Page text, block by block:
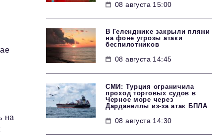
на
08 августа 15:00
В Геленджике закрыли пляжи
на фоне угрозы атаки
беспилотников
08 августа 14:45
СМИ: Турция ограничила
проход торговых судов в
Черное море через
Дарданеллы из-за атак БПЛА
08 августа 14:30